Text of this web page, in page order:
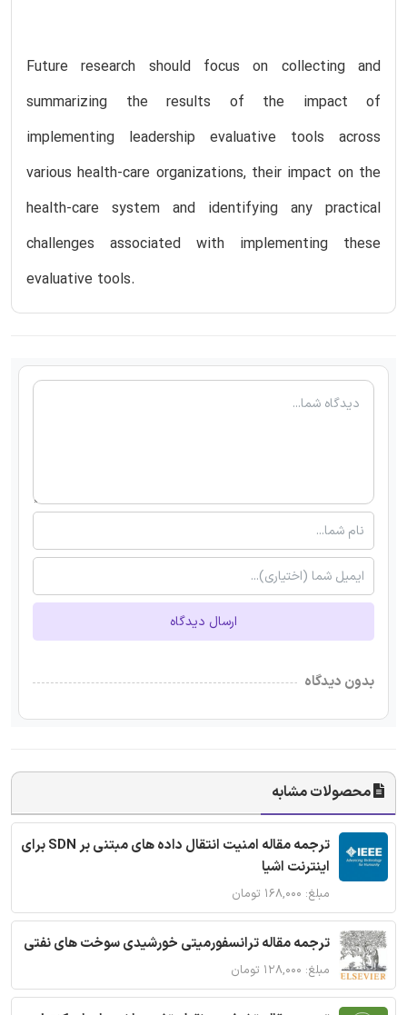
Future research should focus on collecting and
summarizing the results of the impact of
implementing leadership evaluative tools across
various health-care organizations, their impact on the
health-care system and identifying any practical
challenges associated with implementing these
evaluative tools.
ارسال دیدگاه
بدون دیدگاه
محصولات مشابه
ترجمه مقاله امنیت انتقال داده های مبتنی بر SDN برای
اینترنت اشیا
مبلغ: ۱۶۸,۰۰۰ تومان
ترجمه مقاله ترانسفورمیتی خورشیدی سوخت های نفتی
مبلغ: ۱۲۸,۰۰۰ تومان